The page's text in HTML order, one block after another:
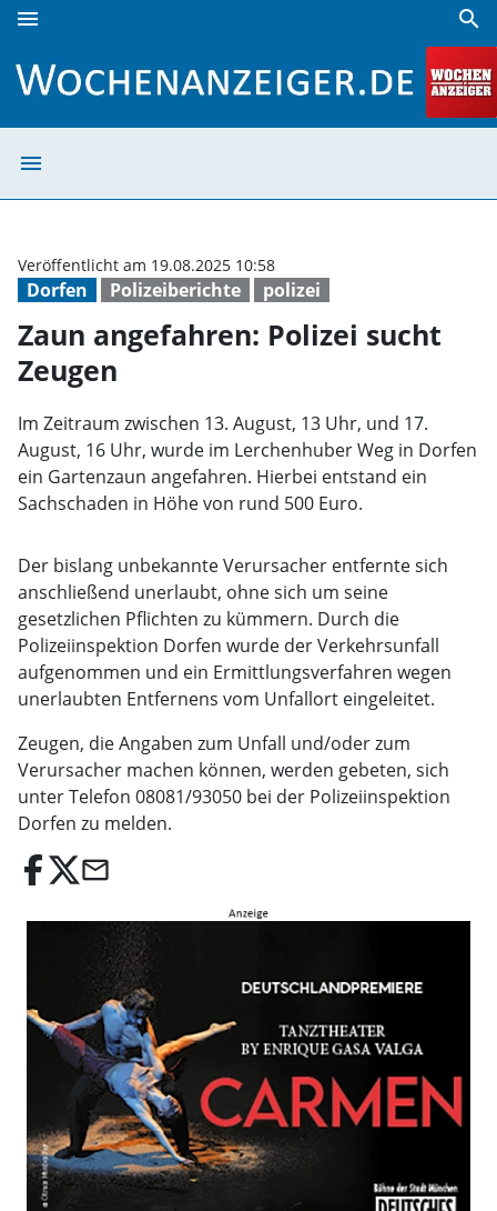
menu search
menu
Dorfen Polizeiberichte polizei
Veröffentlicht am 19.08.2025 10:58
Zaun angefahren: Polizei sucht
Zeugen
Im Zeitraum zwischen 13. August, 13 Uhr, und 17.
August, 16 Uhr, wurde im Lerchenhuber Weg in Dorfen
ein Gartenzaun angefahren. Hierbei entstand ein
Sachschaden in Höhe von rund 500 Euro.
Der bislang unbekannte Verursacher entfernte sich
anschließend unerlaubt, ohne sich um seine
gesetzlichen Pflichten zu kümmern. Durch die
Polizeiinspektion Dorfen wurde der Verkehrsunfall
aufgenommen und ein Ermittlungsverfahren wegen
unerlaubten Entfernens vom Unfallort eingeleitet.
Zeugen, die Angaben zum Unfall und/oder zum
Verursacher machen können, werden gebeten, sich
unter Telefon 08081/93050 bei der Polizeiinspektion
Dorfen zu melden.
email